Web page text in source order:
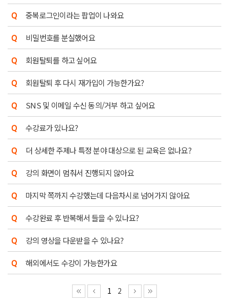
중복로그인이라는 팝업이 나와요
비밀번호를 분실했어요
회원탈퇴를 하고 싶어요
회원탈퇴 후 다시 재가입이 가능한가요?
SNS 및 이메일 수신 동의/거부 하고 싶어요
수강료가 있나요?
더 상세한 주제나 특정 분야 대상으로 된 교육은 없나요?
강의 화면이 멈춰서 진행되지 않아요
마지막 쪽까지 수강했는데 다음차시로 넘어가지 않아요
수강완료 후 반복해서 들을 수 있나요?
강의 영상을 다운받을 수 있나요?
해외에서도 수강이 가능한가요
1 2